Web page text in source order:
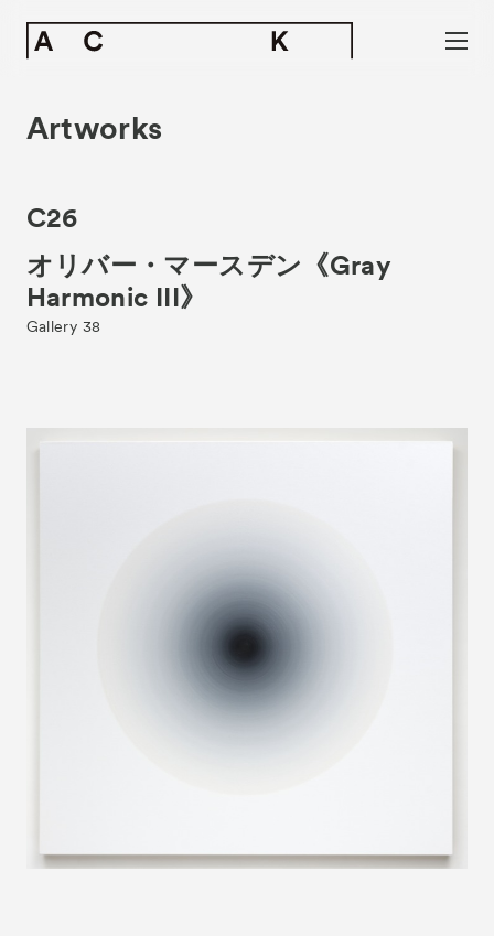
- Gallery Collaborations
Talks トークイベント
Artworks
C26
オリバー・マースデン《Gray
Harmonic III》
Gallery 38